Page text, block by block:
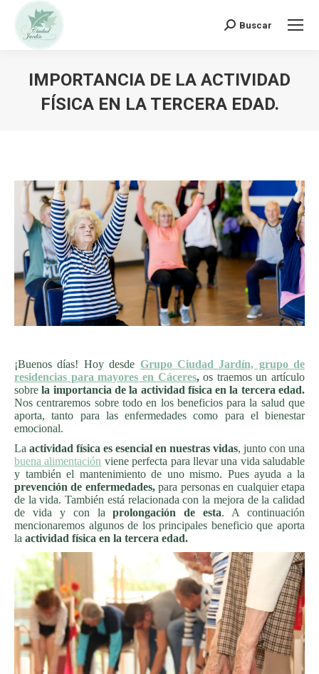
Buscar:
Buscar
IMPORTANCIA DE LA ACTIVIDAD
FÍSICA EN LA TERCERA EDAD.
¡Buenos días! Hoy desde Grupo Ciudad Jardín, grupo de
residencias para mayores en Cáceres,os traemos un artículo
sobrela importancia de la actividad física en la tercera edad.
Nos centraremos sobre todo en los beneficios para la salud que
aporta, tanto para las enfermedades como para el bienestar
emocional.
La actividad física es esencial en nuestras vidas, junto con una
buena alimentación viene perfecta para llevar una vida saludable
y también el mantenimiento de uno mismo. Pues ayuda a la
prevención de enfermedades,para personas en cualquier etapa
de la vida. También está relacionada con la mejora de la calidad
de vida y con laprolongación de esta. A continuación
mencionaremos algunos de los principales beneficio que aporta
la actividad física en la tercera edad.